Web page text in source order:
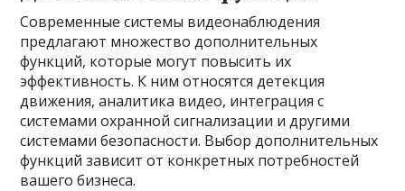
Современные системы видеонаблюдения
предлагают множество дополнительных
функций, которые могут повысить их
эффективность. К ним относятся детекция
движения, аналитика видео, интеграция с
системами охранной сигнализации и другими
системами безопасности. Выбор дополнительных
функций зависит от конкретных потребностей
вашего бизнеса.